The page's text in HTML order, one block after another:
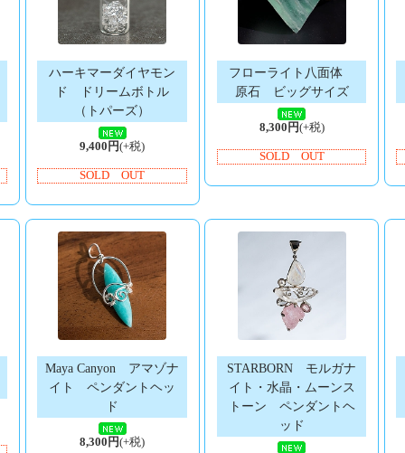
ハーキマーダイヤモン
ド ドリームボトル
（トパーズ）
9,400円(+税)
SOLD OUT
フローライト八面体
原石 ビッグサイズ
8,300円(+税)
SOLD OUT
Maya Canyon アマゾナ
イト ペンダントヘッ
ド
8,300円(+税)
STARBORN モルガナ
イト・水晶・ムーンス
トーン ペンダントヘ
ッド